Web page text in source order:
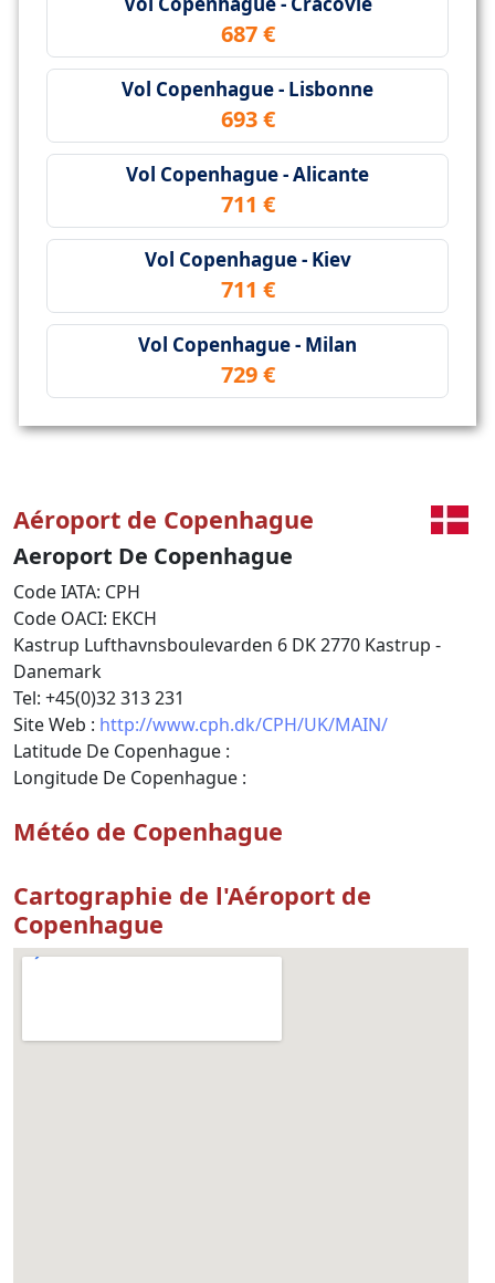
687 €
Vol Copenhague - Lisbonne
693 €
Vol Copenhague - Alicante
711 €
Vol Copenhague - Kiev
711 €
Vol Copenhague - Milan
729 €
Aéroport de Copenhague
Aeroport De Copenhague
Code IATA: CPH
Code OACI: EKCH
Kastrup Lufthavnsboulevarden 6 DK 2770 Kastrup -
Danemark
Tel: +45(0)32 313 231
Site Web : http://www.cph.dk/CPH/UK/MAIN/
Latitude De Copenhague :
Longitude De Copenhague :
Météo de Copenhague
Cartographie de l'Aéroport de
Copenhague